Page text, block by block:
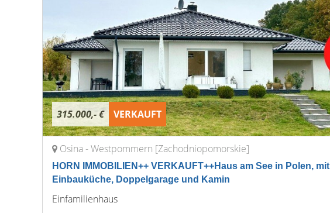
315.000,- € VERKAUFT
Osina - Westpommern [Zachodniopomorskie]
HORN IMMOBILIEN++ VERKAUFT++Haus am See in Polen, mit
Einbauküche, Doppelgarage und Kamin
Einfamilienhaus